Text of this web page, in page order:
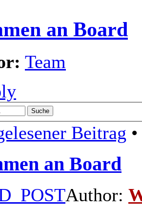
an Board
Team
Beitrag
an Board
Author: